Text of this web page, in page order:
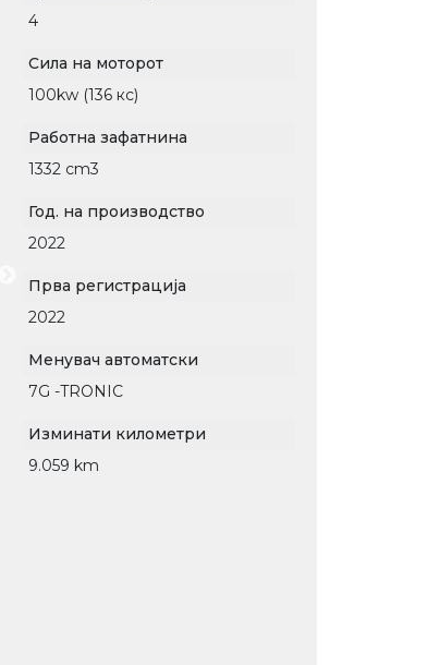
4
Сила на моторот
100kw (136 кс)
Работна зафатнина
1332 cm3
Год. на производство
2022
Прва регистрација
2022
Менувач автоматски
7G -TRONIC
Изминати километри
9.059 km